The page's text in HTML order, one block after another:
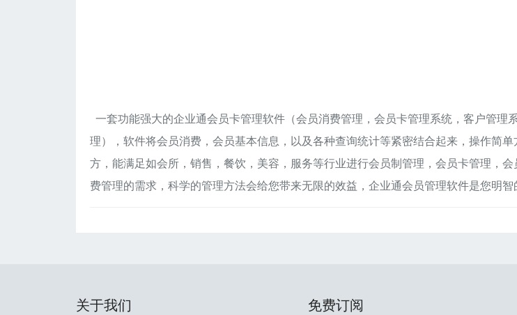
一套功能强大的企业通会员卡管理软件（会员消费管理，会员卡管理系统，客户管理
理），软件将会员消费，会员基本信息，以及各种查询统计等紧密结合起来，操作简
方，能满足如会所，销售，餐饮，美容，服务等行业进行会员制管理，会员卡管理，
费管理的需求，科学的管理方法会给您带来无限的效益，企业通会员管理软件是您明
关于我们 免费订阅